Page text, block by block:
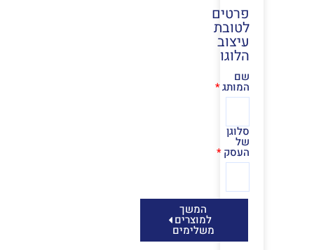
פרטים
לטובת
עיצוב
הלוגו
שם
המותג
סלוגן
של
העסק
המשך
למוצרים
משלימים